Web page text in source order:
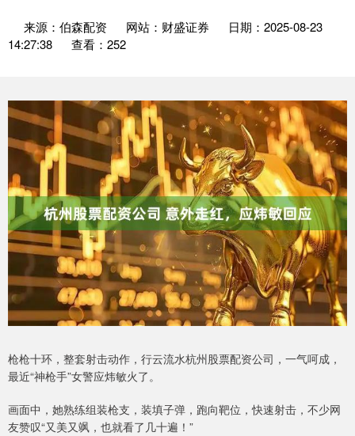
来源：伯森配资 网站：财盛证券
日期：2025-08-23
14:27:38
查看：252
枪枪十环，整套射击动作，行云流水杭州股票配资公司，一气呵成，
最近“神枪手”女警应炜敏火了。
画面中，她熟练组装枪支，装填子弹，跑向靶位，快速射击，不少网
友赞叹“又美又飒，也就看了几十遍！”